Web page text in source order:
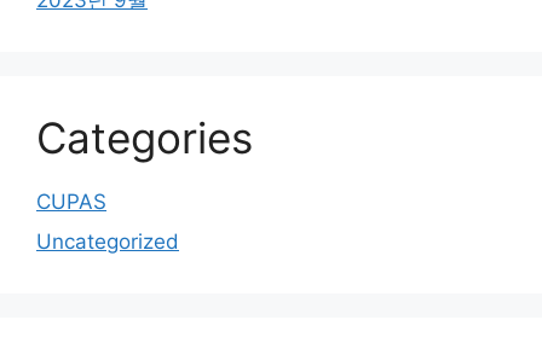
Categories
CUPAS
Uncategorized